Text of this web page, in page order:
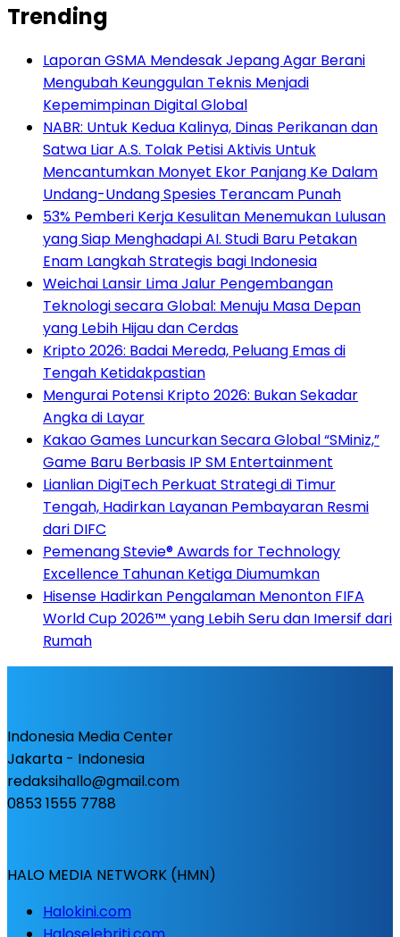
Trending
Laporan GSMA Mendesak Jepang Agar Berani
Mengubah Keunggulan Teknis Menjadi
Kepemimpinan Digital Global
NABR: Untuk Kedua Kalinya, Dinas Perikanan dan
Satwa Liar A.S. Tolak Petisi Aktivis Untuk
Mencantumkan Monyet Ekor Panjang Ke Dalam
Undang-Undang Spesies Terancam Punah
53% Pemberi Kerja Kesulitan Menemukan Lulusan
yang Siap Menghadapi AI. Studi Baru Petakan
Enam Langkah Strategis bagi Indonesia
Weichai Lansir Lima Jalur Pengembangan
Teknologi secara Global: Menuju Masa Depan
yang Lebih Hijau dan Cerdas
Kripto 2026: Badai Mereda, Peluang Emas di
Tengah Ketidakpastian
Mengurai Potensi Kripto 2026: Bukan Sekadar
Angka di Layar
Kakao Games Luncurkan Secara Global “SMiniz,”
Game Baru Berbasis IP SM Entertainment
Lianlian DigiTech Perkuat Strategi di Timur
Tengah, Hadirkan Layanan Pembayaran Resmi
dari DIFC
Pemenang Stevie® Awards for Technology
Excellence Tahunan Ketiga Diumumkan
Hisense Hadirkan Pengalaman Menonton FIFA
World Cup 2026™ yang Lebih Seru dan Imersif dari
Rumah
Indonesia Media Center
Jakarta - Indonesia
redaksihallo@gmail.com
0853 1555 7788
HALO MEDIA NETWORK (HMN)
Halokini.com